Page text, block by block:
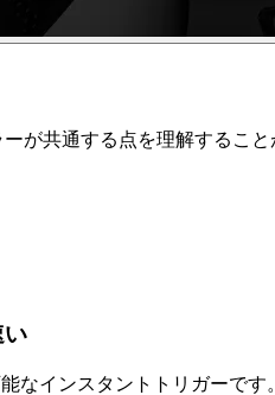
共通する点を理解すること
い
なインスタントトリガーで